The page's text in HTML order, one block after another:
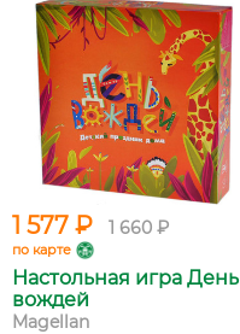
1 577 ₽ 1 660 ₽
по карте
Настольная игра День
вождей
Magellan